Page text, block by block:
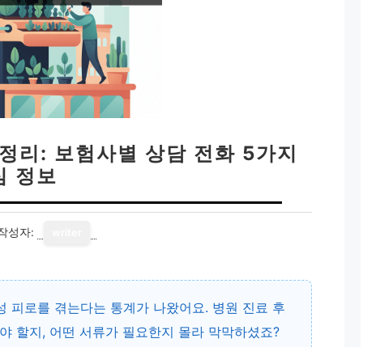
리: 보험사별 상담 전화 5가지
정보
성자:
피로를 겪는다는 통계가 나왔어요. 병원 진료 후
할지, 어떤 서류가 필요한지 몰라 막막하셨죠?